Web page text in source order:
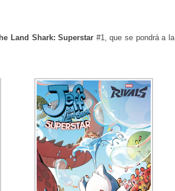
Land Shark: Superstar #1, que se pondrá a la